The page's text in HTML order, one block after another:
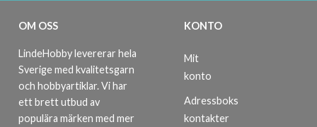
OM OSS
LindeHobby levererar hela
Sverige med kvalitetsgarn
och hobbyartiklar. Vi har
ett brett utbud av
populära märken med mer
KONTO
Mit
konto
Adressboks
kontakter